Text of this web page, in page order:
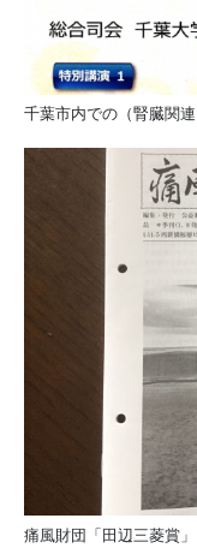
千葉市内での（腎臓関
痛風財団「田辺三菱賞